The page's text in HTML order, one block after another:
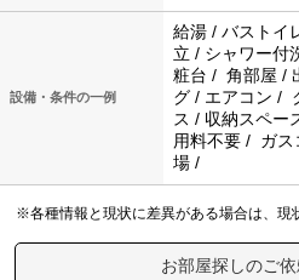
設備・条件の一例
給湯 / バストイ
立 / シャワー付
粧台 / 角部屋 /
グ / エアコン /
ス / 収納スペー
用料不要 / ガス
場 /
※各種情報と現状に差異がある場合は、現
お部屋探しのご